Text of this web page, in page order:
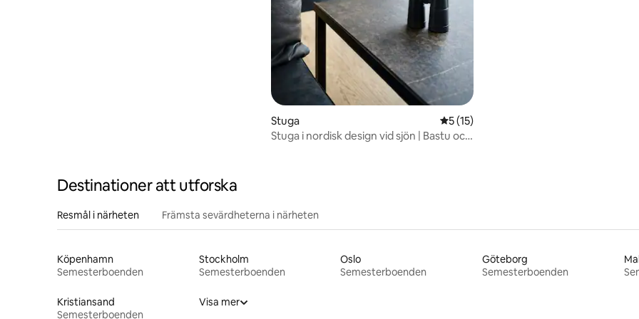
Stuga 5 av 5 i genomsnittligt betyg, 15
5 (15)
Stuga i nordisk design vid sjön | Bastu och
Destinationer att utforska
Resmål i närheten Främsta sevärdheterna i närheten
Köpenhamn
Semesterboenden
Stockholm
Semesterboenden
Oslo
Semesterboenden
Göteborg
Semesterboenden
Kristiansand
Semesterboenden
Visa mer